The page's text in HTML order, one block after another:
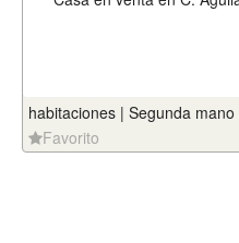
habitaciones | Segunda
Favorito